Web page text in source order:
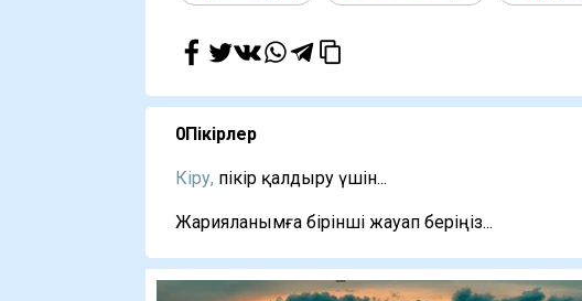
0Пікірлер
Кіру, пікір қалдыру үшін...
Жарияланымға бірінші жауап беріңіз...